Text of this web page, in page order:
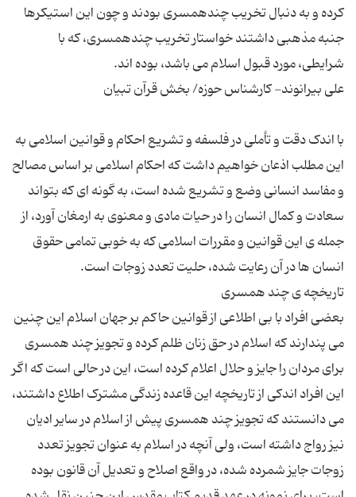
کرده و به دنبال تخریب چندهمسری بودند و چون این استیکرها
جنبه مذهبی داشتند خواستار تخریب چندهمسری، که با
با اندک دقت و تأملی در فلسفه و تشریع احکام و قوانین اسلامی به
این مطلب اذعان خواهیم داشت که احکام اسلامی بر اساس مصالح
و مفاسد انسانی وضع و تشریع شده است، به گونه ای که بتواند
سعادت و کمال انسان را در حیات مادی و معنوی به ارمغان آورد، از
جمله ی این قوانین و مقررات اسلامی که به خوبی تمامی حقوق
بعضی افراد با بی اطلاعی از قوانین حاکم بر جهان اسلام این چنین
می پندارند که اسلام در حق زنان ظلم کرده و تجویز چند همسری
برای مردان را جایز و حلال اعلام کرده است، این در حالی است که اگر
این افراد اندکی از تاریخچه این قاعده زندگی مشترک اطلاع داشتند،
می دانستند که تجویز چند همسری پیش از اسلام در سایر ادیان
نیز رواج داشته است، ولی آنچه در اسلام به عنوان تجویز تعدد
زوجات جایز شمرده شده، در واقع اصلاح و تعدیل آن قانون بوده